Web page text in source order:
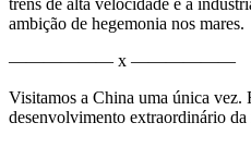
ambição de hegemonia nos mares.
—————— x ——————
Visitamos a China uma única vez.
desenvolvimento extraordinário